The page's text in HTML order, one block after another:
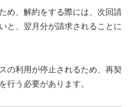
め、解約をする際には、次回請
と、翌月分が請求されることに
の利用が停止されるため、再契
行う必要があります。